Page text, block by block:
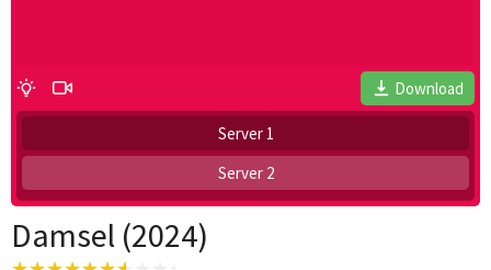
Download
Server 1
Server 2
Damsel (2024)